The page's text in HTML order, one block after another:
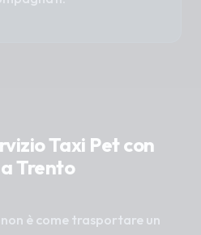
Taxi Pet con
a Trento
è come trasportare un